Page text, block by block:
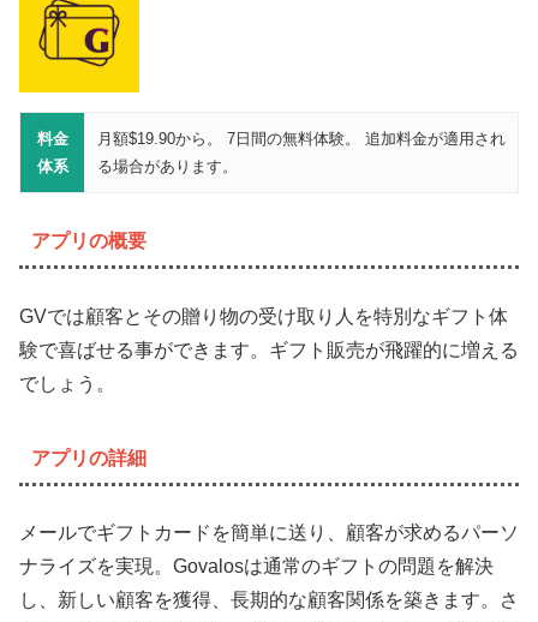
料金
体系
月額$19.90から。 7日間の無料体験。 追加料金が適用され
る場合があります。
アプリの概要
GVでは顧客とその贈り物の受け取り人を特別なギフト体
験で喜ばせる事ができます。ギフト販売が飛躍的に増える
でしょう。
アプリの詳細
メールでギフトカードを簡単に送り、顧客が求めるパーソ
ナライズを実現。Govalosは通常のギフトの問題を解決
し、新しい顧客を獲得、長期的な顧客関係を築きます。さ